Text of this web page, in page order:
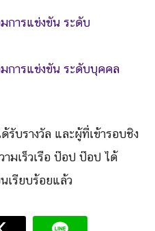
การแข่งขัน ระดับ
การแข่งขัน ระดับบุคคล
รับรางวัล และผู้ที่เข้ารอบชิง
มเร็วเรือ ป๊อป ป๊อป ได้
เรียบร้อยแล้ว